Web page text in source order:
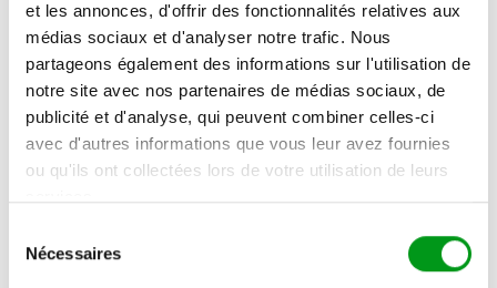
et les annonces, d'offrir des fonctionnalités relatives aux
médias sociaux et d'analyser notre trafic. Nous
partageons également des informations sur l'utilisation de
notre site avec nos partenaires de médias sociaux, de
publicité et d'analyse, qui peuvent combiner celles-ci
avec d'autres informations que vous leur avez fournies
ou qu'ils ont collectées lors de votre utilisation de leurs
Nécessaires
Afin de vous permettre de rencontrer les personnes
qui vous correspondent vraiment, Wyylde vous
demande de préciser si vous êtes un libertin débutant,
occasionnel ou expérimenté. Vous devrez également
indiquer votre date de naissance, votre taille, votre
type de silhouette, votre origine ethnique et votre ville.
Avant de finaliser votre inscription, le site vous
demande de renseigner votre adresse e-mail et de
choisir un mot de passe. Vous devrez ensuite